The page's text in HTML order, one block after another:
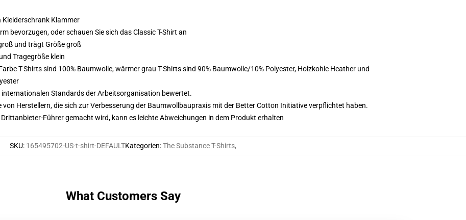
Kleiderschrank Klammer
bevorzugen, oder schauen Sie sich das Classic T-Shirt an
und trägt Größe groß
Tragegröße klein
T-Shirts sind 100% Baumwolle, wärmer grau T-Shirts sind 90% Baumwolle/10% Polyester, Holzkohle Heather und
Standards der Arbeitsorganisation bewertet.
von Herstellern, die sich zur Verbesserung der Baumwollbaupraxis mit der Better Cotton Initiative verpflichtet haben.
Führer gemacht wird, kann es leichte Abweichungen in dem Produkt erhalten
SKU: 165495702-US-t-shirt-DEFAULTKategorien:The Substance T-Shirts,
What Customers Say